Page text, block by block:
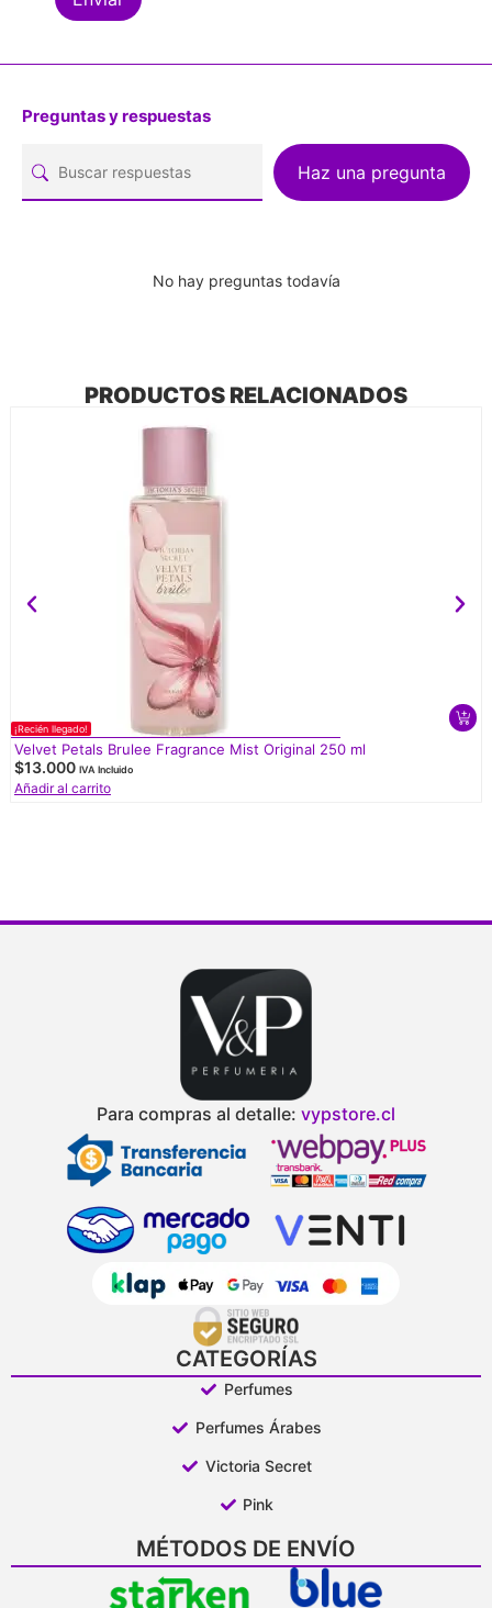
Preguntas y respuestas
Haz una pregunta
No hay preguntas todavía
PRODUCTOS RELACIONADOS
¡Recién llegado!
Velvet Petals Brulee Fragrance Mist Original 250 ml
$13.000 IVA Incluido
Añadir al carrito
Para compras al detalle: vypstore.cl
CATEGORÍAS
Perfumes
Perfumes Árabes
Victoria Secret
Pink
MÉTODOS DE ENVÍO